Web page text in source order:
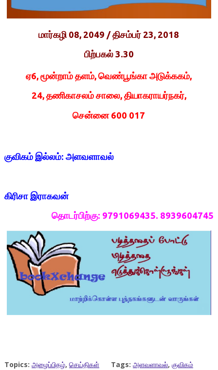
மார்கழி 08, 2049 /திசம்பர்23, 2018
பிற்பகல் 3.30
ஏ6,மூன்றாம் தளம்,வெண்பூங்கா அடுக்ககம்,
24,தணிகாசலம்சாலை,தியாகராயர்நகர்,
சென்னை600 017
குவிகம்இல்லம்: அளவளாவல்
கிரிசாஇராகவன்
தொடர்பிற்கு: 9791069435. 8939604745
Topics: அழைப்பிதழ், செய்திகள் Tags: அளவளாவல், குவிகம்